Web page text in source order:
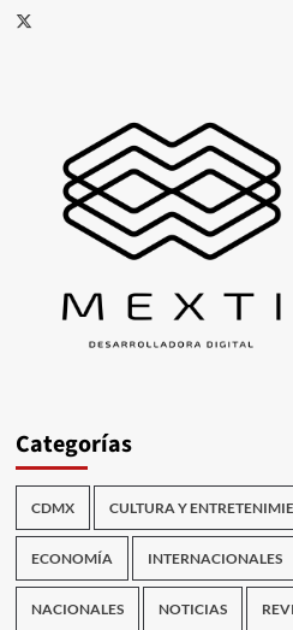
X
Categorías
CDMX CULTURA Y
ECONOMÍA INTERNACIONALES
NACIONALES NOTICIAS